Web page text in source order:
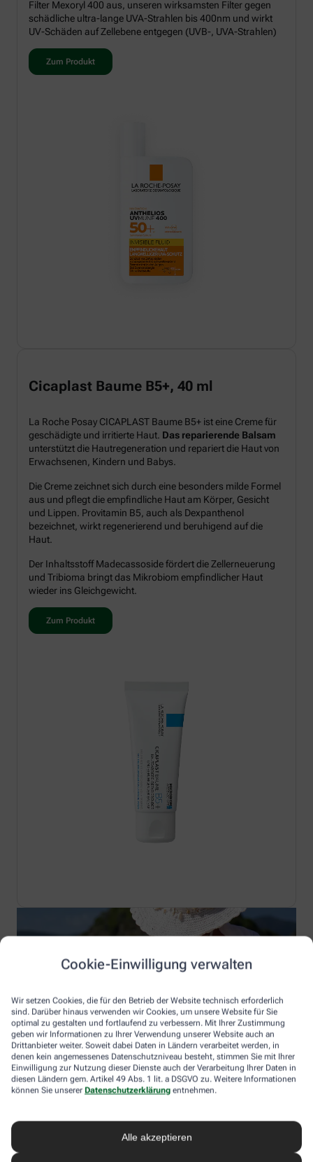
Cookie-Einwilligung verwalten
Wir setzen Cookies, die für den Betrieb der Website technisch erforderlich
sind. Darüber hinaus verwenden wir Cookies, um unsere Website für Sie
optimal zu gestalten und fortlaufend zu verbessern. Mit Ihrer Zustimmung
geben wir Informationen zu Ihrer Verwendung unserer Website auch an
Drittanbieter weiter. Soweit dabei Daten in Ländern verarbeitet werden, in
denen kein angemessenes Datenschutzniveau besteht, stimmen Sie mit Ihrer
Einwilligung zur Nutzung dieser Dienste auch der Verarbeitung Ihrer Daten in
diesen Ländern gem. Artikel 49 Abs. 1 lit. a DSGVO zu. Weitere Informationen
können Sie unserer Datenschutzerklärung entnehmen.
Alle akzeptieren
Filter Mexoryl 400 aus, unseren wirksamsten Filter gegen
schädliche ultra-lange UVA-Strahlen bis 400nm und wirkt
UV-Schäden auf Zellebene entgegen (UVB-, UVA-Strahlen)
Zum Produkt
Cicaplast Baume B5+, 40 ml
La Roche Posay CICAPLAST Baume B5+ ist eine Creme für
geschädigte und irritierte Haut. Das reparierende Balsam
unterstützt die Hautregeneration und repariert die Haut von
Erwachsenen, Kindern und Babys.
Die Creme zeichnet sich durch eine besonders milde Formel
aus und pflegt die empfindliche Haut am Körper, Gesicht
und Lippen. Provitamin B5, auch als Dexpanthenol
bezeichnet, wirkt regenerierend und beruhigend auf die
Haut.
Der Inhaltsstoff Madecassoside fördert die Zellerneuerung
und Tribioma bringt das Mikrobiom empfindlicher Haut
wieder ins Gleichgewicht.
Zum Produkt